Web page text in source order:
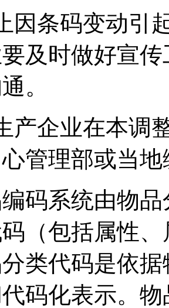
因条码变动引
及时做好宣
。
产企业在本调
管理部或当
码系统由物
（包括属性
类代码是依
码化表示。